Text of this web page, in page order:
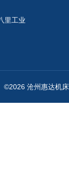
里工业
©2026 沧州惠达机